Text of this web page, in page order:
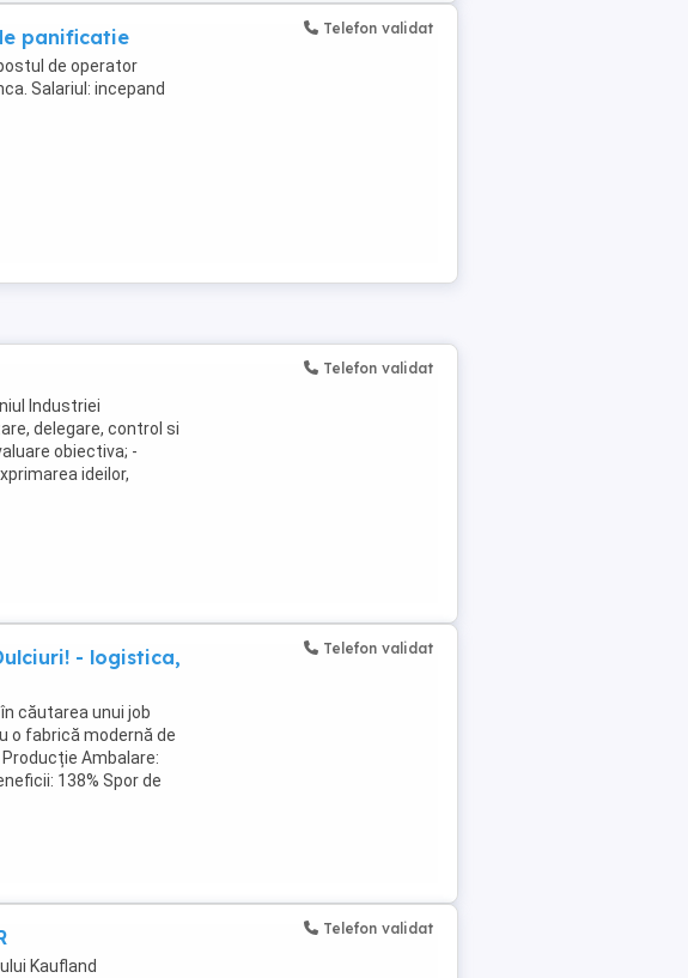
panificatie
de operator
Salariul: incepand
Telefon validat
Industriei
delegare, control si
obiectiva; -
ideilor,
Telefon validat
- logistica,
căutarea unui job
o fabrică modernă de
Producție Ambalare:
138% Spor de
Telefon validat
Kaufland
Telefon validat